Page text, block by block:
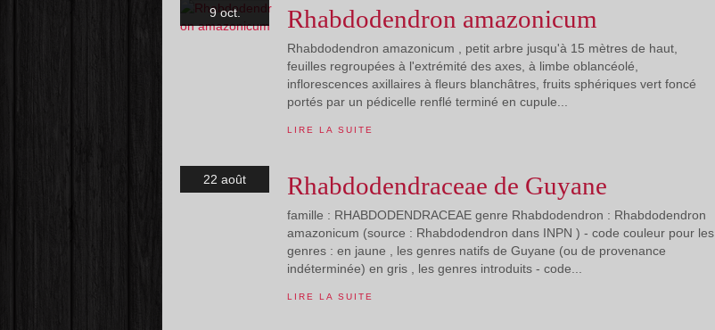
9 oct. Rhabdodendron amazonicum
Rhabdodendron amazonicum , petit arbre jusqu'à 15 mètres de haut,
feuilles regroupées à l'extrémité des axes, à limbe oblancéolé,
inflorescences axillaires à fleurs blanchâtres, fruits sphériques vert foncé
portés par un pédicelle renflé terminé en cupule...
LIRE LA SUITE
22 août Rhabdodendraceae de Guyane
famille : RHABDODENDRACEAE genre Rhabdodendron : Rhabdodendron
amazonicum (source : Rhabdodendron dans INPN ) - code couleur pour les
genres : en jaune , les genres natifs de Guyane (ou de provenance
indéterminée) en gris , les genres introduits - code...
LIRE LA SUITE